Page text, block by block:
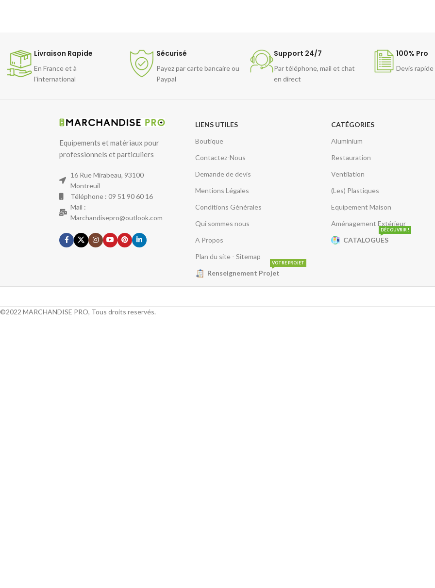
Livraison Rapide
En France et à
l'international
Sécurisé
Payez par carte bancaire ou
Paypal
Support 24/7
Par téléphone, mail et chat
en direct
100% Pro
Devis
Equipements et matériaux pour
professionnels et particuliers
16 Rue Mirabeau, 93100
Montreuil
Téléphone : 09 51 90 60 16
Mail :
Marchandisepro@outlook.com
LIENS UTILES
Boutique
Contactez-Nous
Demande de devis
Mentions Légales
Conditions Générales
Qui sommes nous
A Propos
Plan du site - Sitemap
Renseignement Projet
VOTRE PROJET
CATÉGORIES
Aluminium
Restauration
Ventilation
(Les) Plastiques
Equipement Maison
Aménagement Extérieur
CATALOGUES
DÉCOUVRIR !
©2022 MARCHANDISE PRO, Tous droits reservés.